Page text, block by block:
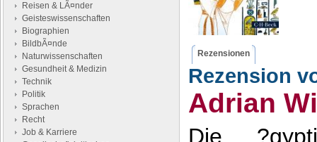
Reisen & LÃ¤nder
Geisteswissenschaften
Biographien
BildbÃ¤nde
Naturwissenschaften
Gesundheit & Medizin
Technik
Politik
Sprachen
Recht
Job & Karriere
Rezensionen
Rezension
Adrian
Die